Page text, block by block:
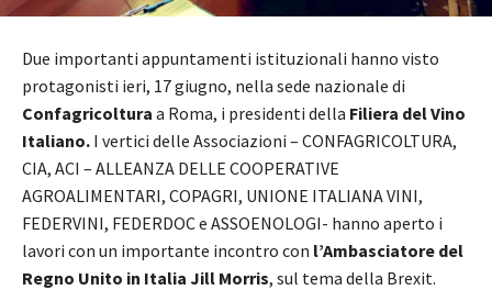
Due importanti appuntamenti istituzionali hanno visto
protagonisti ieri, 17 giugno, nella sede nazionale di
Confagricoltura a Roma, i presidenti della Filiera del Vino
Italiano. I vertici delle Associazioni – CONFAGRICOLTURA,
CIA, ACI – ALLEANZA DELLE COOPERATIVE
AGROALIMENTARI, COPAGRI, UNIONE ITALIANA VINI,
FEDERVINI, FEDERDOC e ASSOENOLOGI- hanno aperto i
lavori con un importante incontro con l’Ambasciatore del
Regno Unito in Italia Jill Morris, sul tema della Brexit.